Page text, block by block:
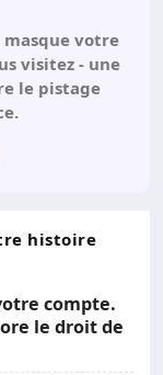
votre
visitez - une
le pistage
histoire
compte.
le droit de